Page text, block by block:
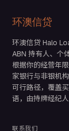
环澳信贷
环澳信贷 Halo
ABN 持有人、个
根据你的经营年
家银行与非银机
可行路径，覆盖
语，由持牌经纪
联系我们